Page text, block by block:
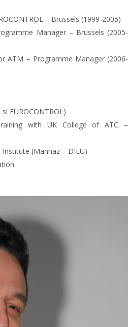
– Brussels (1999-2005)
Manager – Brussels (2005-
ATM – Programme Manager (2006-
EUROCONTROL)
with UK College of ATC –
(Mannaz – DIEU)